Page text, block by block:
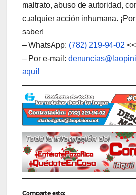
maltrato, abuso de autoridad,
cualquier acción inhumana.
saber!
– WhatsApp: (782) 219-94-02
– Por e-mail:
aquí!
Comparte esto: